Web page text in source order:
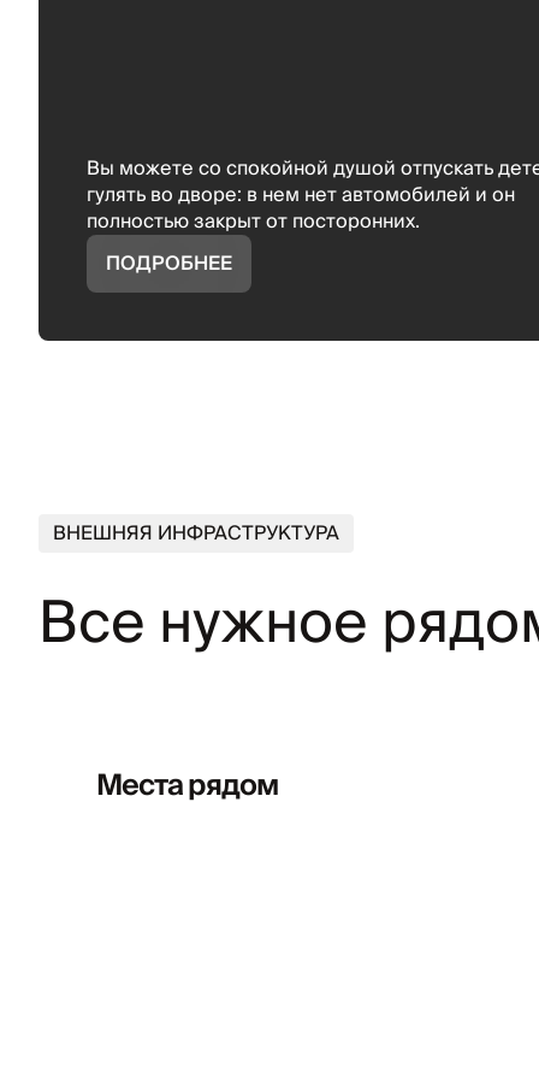
Вы можете со спокойной душой отпускать
гулять во дворе: в нем нет автомобилей и он
полностью закрыт от посторонних.
ПОДРОБНЕЕ
ВНЕШНЯЯ ИНФРАСТРУКТУРА
Все нужное
Места рядом